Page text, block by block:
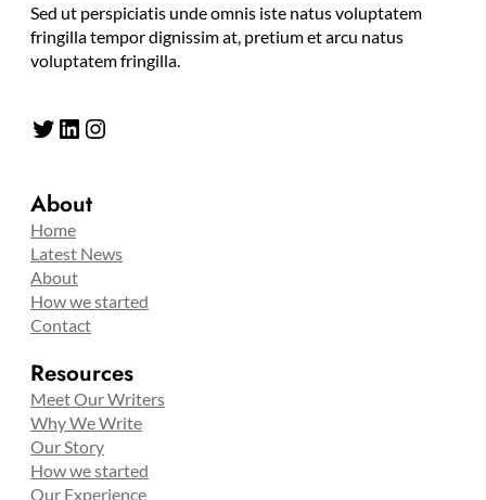
Sed ut perspiciatis unde omnis iste natus voluptatem
fringilla tempor dignissim at, pretium et arcu natus
voluptatem fringilla.
Twitter LinkedIn Instagram
About
Home
Latest News
About
How we started
Contact
Resources
Meet Our Writers
Why We Write
Our Story
How we started
Our Experience